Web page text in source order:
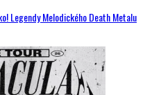
Legendy Melodického Death Metalu